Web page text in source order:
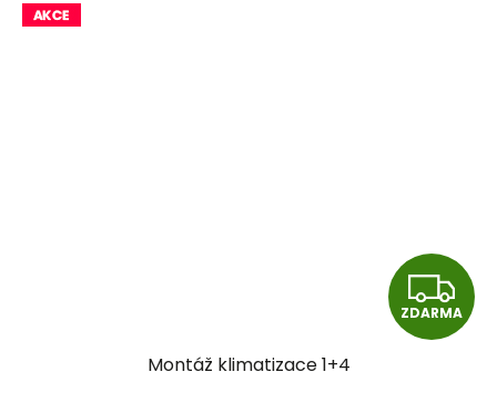
Z
D
ZDARMA
Montáž klimatizace 1+4